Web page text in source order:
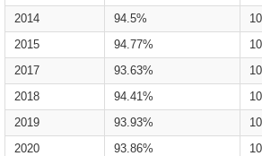
2014
94.5%
2015
94.77%
2017
93.63%
2018
94.41%
2019
93.93%
2020
93.86%